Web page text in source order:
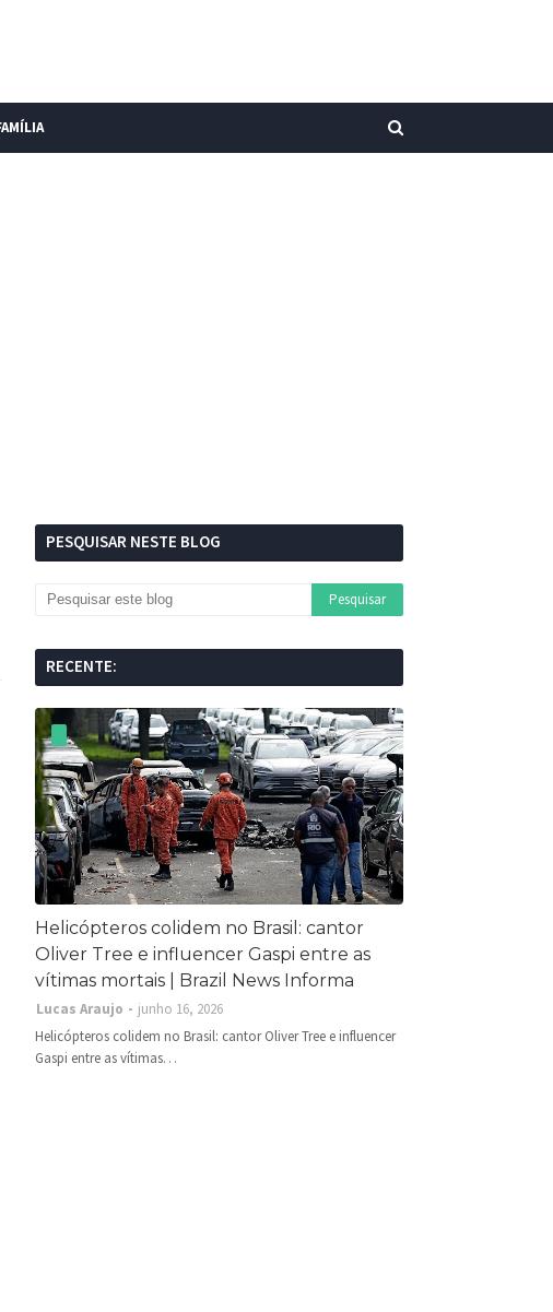
PESQUISAR NESTE BLOG
RECENTE:
Helicópteros colidem no Brasil: cantor
Oliver Tree e influencer Gaspi entre as
vítimas mortais | Brazil News Informa
Lucas Araujo
junho 16, 2026
Helicópteros colidem no Brasil: cantor Oliver Tree e influencer
Gaspi entre as vítimas…